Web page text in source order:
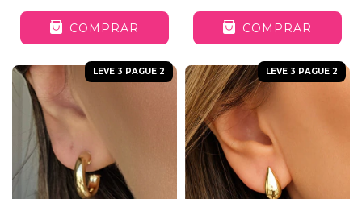
COMPRAR COMPRAR
LEVE 3 PAGUE 2 LEVE 3 PAGUE 2